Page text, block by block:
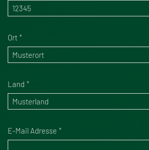
Ort
Land
E-Mail Adresse